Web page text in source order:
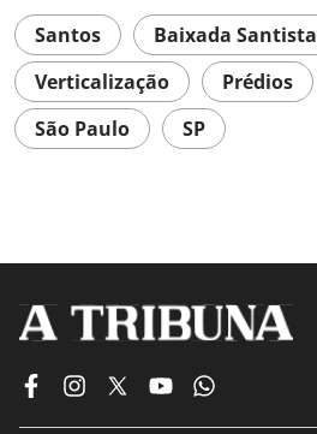
Santos Baixada Santista
Verticalização
Prédios
São Paulo
SP